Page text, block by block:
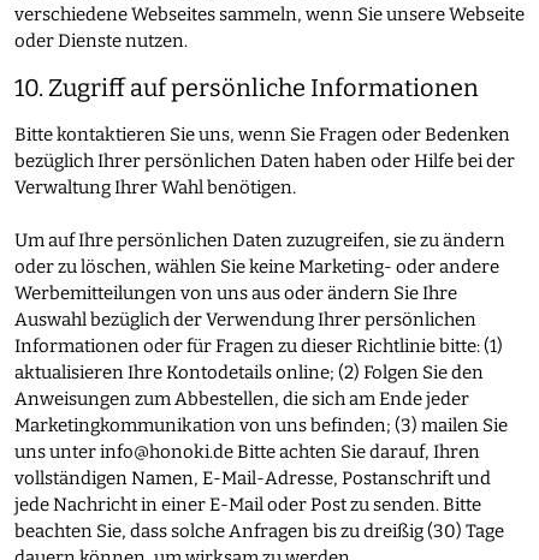
verschiedene Webseites sammeln, wenn Sie unsere Webseite
oder Dienste nutzen.
10. Zugriff auf persönliche Informationen
Bitte kontaktieren Sie uns, wenn Sie Fragen oder Bedenken
bezüglich Ihrer persönlichen Daten haben oder Hilfe bei der
Verwaltung Ihrer Wahl benötigen.
Um auf Ihre persönlichen Daten zuzugreifen, sie zu ändern
oder zu löschen, wählen Sie keine Marketing- oder andere
Werbemitteilungen von uns aus oder ändern Sie Ihre
Auswahl bezüglich der Verwendung Ihrer persönlichen
Informationen oder für Fragen zu dieser Richtlinie bitte: (1)
aktualisieren Ihre Kontodetails online; (2) Folgen Sie den
Anweisungen zum Abbestellen, die sich am Ende jeder
Marketingkommunikation von uns befinden; (3) mailen Sie
uns unterinfo@honoki.deBitte achten Sie darauf, Ihren
vollständigen Namen, E-Mail-Adresse, Postanschrift und
jede Nachricht in einer E-Mail oder Post zu senden. Bitte
beachten Sie, dass solche Anfragen bis zu dreißig (30) Tage